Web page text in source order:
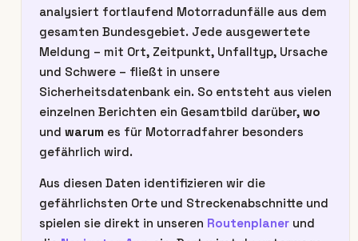
analysiert fortlaufend Motorradunfälle aus dem
gesamten Bundesgebiet. Jede ausgewertete
Meldung – mit Ort, Zeitpunkt, Unfalltyp, Ursache
und Schwere – fließt in unsere
Sicherheitsdatenbank ein. So entsteht aus vielen
einzelnen Berichten ein Gesamtbild darüber, wo
und warum es für Motorradfahrer besonders
gefährlich wird.
Aus diesen Daten identifizieren wir die
gefährlichsten Orte und Streckenabschnitte und
spielen sie direkt in unseren Routenplaner und